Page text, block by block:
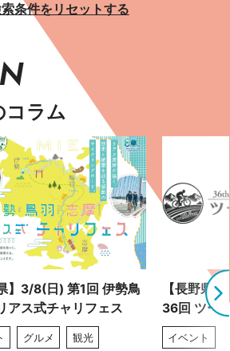
条件をリセットする
コラム
】3/8(日) 第1回 伊勢鳥
アス式チャリフェス
グルメ 観光
【長野県
36回 ツー
イベント